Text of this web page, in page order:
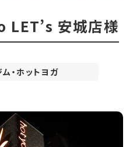
安城店様
・ホットヨガ